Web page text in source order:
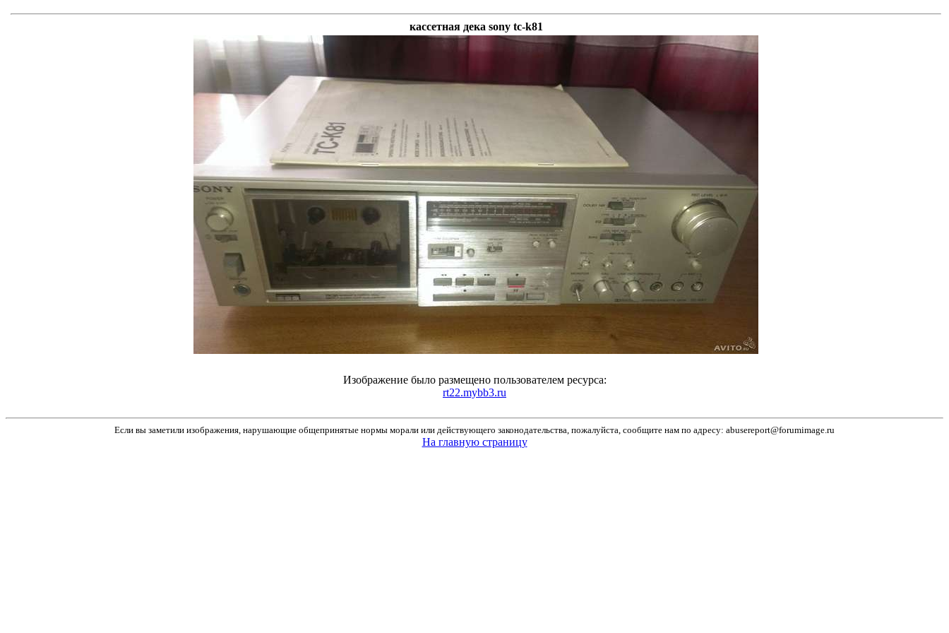
кассетная дека sony tc-k81
Изображение было размещено пользователем ресурса:
rt22.mybb3.ru
Если вы заметили изображения, нарушающие общепринятые нормы морали или действующего законодательства, пожалуйста, сообщите нам по адресу: abusereport@forumimage.ru
На главную страницу